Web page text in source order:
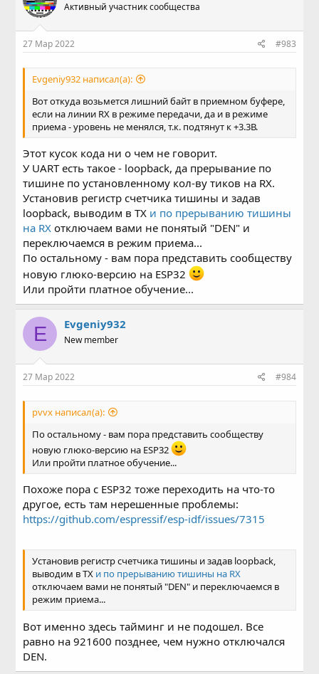
Активный участник сообщества
27 Мар 2022 #983
Evgeniy932 написал(а):
Вот откуда возьмется лишний байт в приемном буфере,
если на линии RX в режиме передачи, да и в режиме
приема - уровень не менялся, т.к. подтянут к +3.3В.
Этот кусок кода ни о чем не говорит.
У UART есть такое - loopback, да прерывание по
тишине по установленному кол-ву тиков на RX.
Установив регистр счетчика тишины и задав
loopback, выводим в TX и по прерыванию тишины
на RX отключаем вами не понятый "DEN" и
переключаемся в режим приема...
По остальному - вам пора представить сообществу
новую глюко-версию на ESP32
Или пройти платное обучение...
E Evgeniy932
New member
27 Мар 2022 #984
pvvx написал(а):
По остальному - вам пора представить сообществу
новую глюко-версию на ESP32
Или пройти платное обучение...
Похоже пора с ESP32 тоже переходить на что-то
другое, есть там нерешенные проблемы:
https://github.com/espressif/esp-idf/issues/7315
Установив регистр счетчика тишины и задав loopback,
выводим в TX и по прерыванию тишины на RX
отключаем вами не понятый "DEN" и переключаемся в
режим приема...
Вот именно здесь тайминг и не подошел. Все
равно на 921600 позднее, чем нужно отключался
DEN.